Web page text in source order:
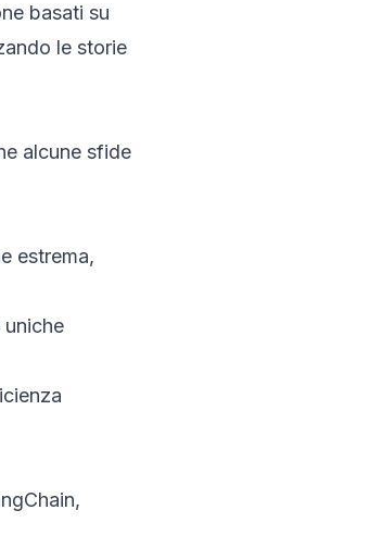
basati su
le storie
alcune sfide
estrema,